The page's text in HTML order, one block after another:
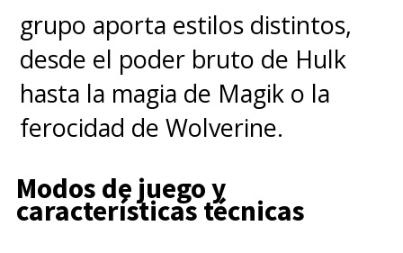
grupo aporta estilos distintos,
desde el poder bruto de Hulk
hasta la magia de Magik o la
ferocidad de Wolverine.
Modos de juego y
características técnicas